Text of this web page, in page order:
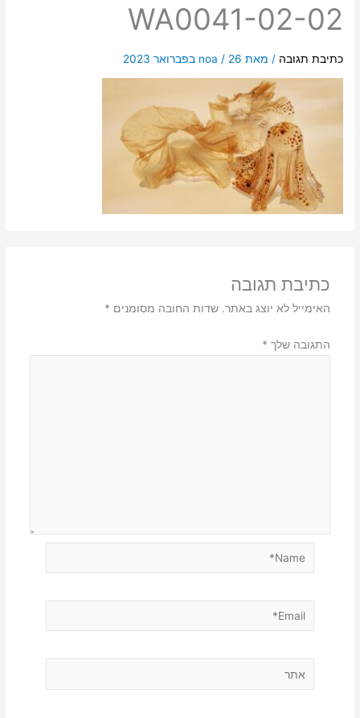
WA0041-02-02
כתיבת תגובה / מאת noa / 26 בפברואר 2023
כתיבת תגובה
האימייל לא יוצג באתר. שדות החובה מסומנים *
התגובה שלך *
Email*